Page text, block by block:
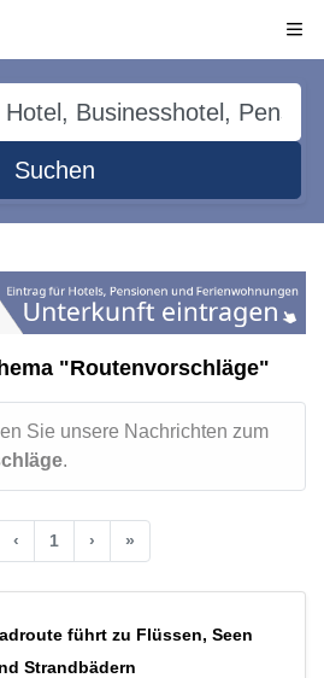
Suchen
"Routenvorschläge"
Sie unsere Nachrichten zum
.
‹ 1 › »
führt zu Flüssen, Seen
Strandbädern